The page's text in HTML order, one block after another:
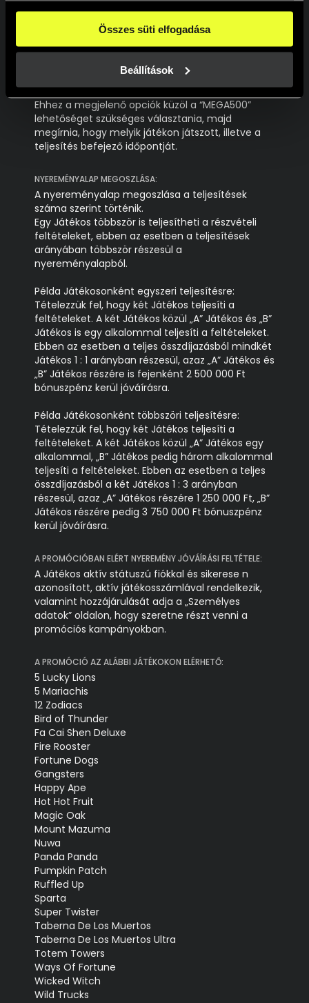
beállításokban pedig egyesével dönthethetsz arról, hogy
a weboldal használatához elengedhetetlen sütiken kívül
A weboldalainkon használt sütikről további információkat
erre a linkre kattintva a Süti tájékoztatónkban
Összes süti elfogadása
Beállítások
RÉSZVÉTEL 3. FELTÉTELE:
A Játékosnak a részvétel első két feltételének
teljesítését követő 48 órán belül szükséges
jeleznie az online kaszinó ügyfélszolgálatán a
“Jackbot”-on keresztül, hogy teljesítette azokat.
Ehhez a megjelenő opciók küzöl a “MEGA500”
lehetőséget szükséges választania, majd
megírnia, hogy melyik játékon játszott, illetve a
teljesítés befejező időpontját.
NYEREMÉNYALAP MEGOSZLÁSA:
A nyereményalap megoszlása a teljesítések
száma szerint történik.
Egy Játékos többször is teljesítheti a részvételi
feltételeket, ebben az esetben a teljesítések
arányában többször részesül a
nyereményalapból.
Példa Játékosonként egyszeri teljesítésre:
Tételezzük fel, hogy két Játékos teljesíti a
feltételeket. A két Játékos közül „A” Játékos és „B”
Játékos is egy alkalommal teljesíti a feltételeket.
Ebben az esetben a teljes összdíjazásból mindkét
Játékos 1 : 1 arányban részesül, azaz „A” Játékos és
„B” Játékos részére is fejenként 2 500 000 Ft
bónuszpénz kerül jóváírásra.
Példa Játékosonként többszöri teljesítésre:
Tételezzük fel, hogy két Játékos teljesíti a
feltételeket. A két Játékos közül „A” Játékos egy
alkalommal, „B” Játékos pedig három alkalommal
teljesíti a feltételeket. Ebben az esetben a teljes
összdíjazásból a két Játékos 1 : 3 arányban
részesül, azaz „A” Játékos részére 1 250 000 Ft, „B”
Játékos részére pedig 3 750 000 Ft bónuszpénz
kerül jóváírásra.
A PROMÓCIÓBAN ELÉRT NYEREMÉNY JÓVÁÍRÁSI FELTÉTELE:
A Játékos aktív státuszú fiókkal és sikerese n
azonosított, aktív játékosszámlával rendelkezik,
valamint hozzájárulását adja a „Személyes
adatok” oldalon, hogy szeretne részt venni a
promóciós kampányokban.
A PROMÓCIÓ AZ ALÁBBI JÁTÉKOKON ELÉRHETŐ:
5 Lucky Lions
5 Mariachis
12 Zodiacs
Bird of Thunder
Fa Cai Shen Deluxe
Fire Rooster
Fortune Dogs
Gangsters
Happy Ape
Hot Hot Fruit
Magic Oak
Mount Mazuma
Nuwa
Panda Panda
Pumpkin Patch
Ruffled Up
Sparta
Super Twister
Taberna De Los Muertos
Taberna De Los Muertos Ultra
Totem Towers
Ways Of Fortune
Wicked Witch
Wild Trucks